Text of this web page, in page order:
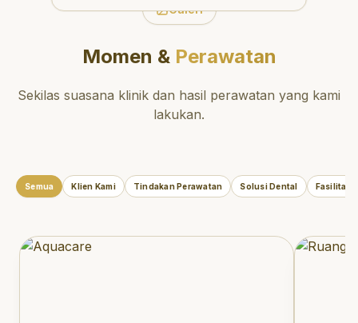
direkomendasikan untuk
dan berkualitas!"
Galeri
Momen &Perawatan
Sekilas suasana klinik dan hasil perawatan yang kami
lakukan.
Semua Klien Kami Tindakan Perawatan Solusi Dental Fasilitas